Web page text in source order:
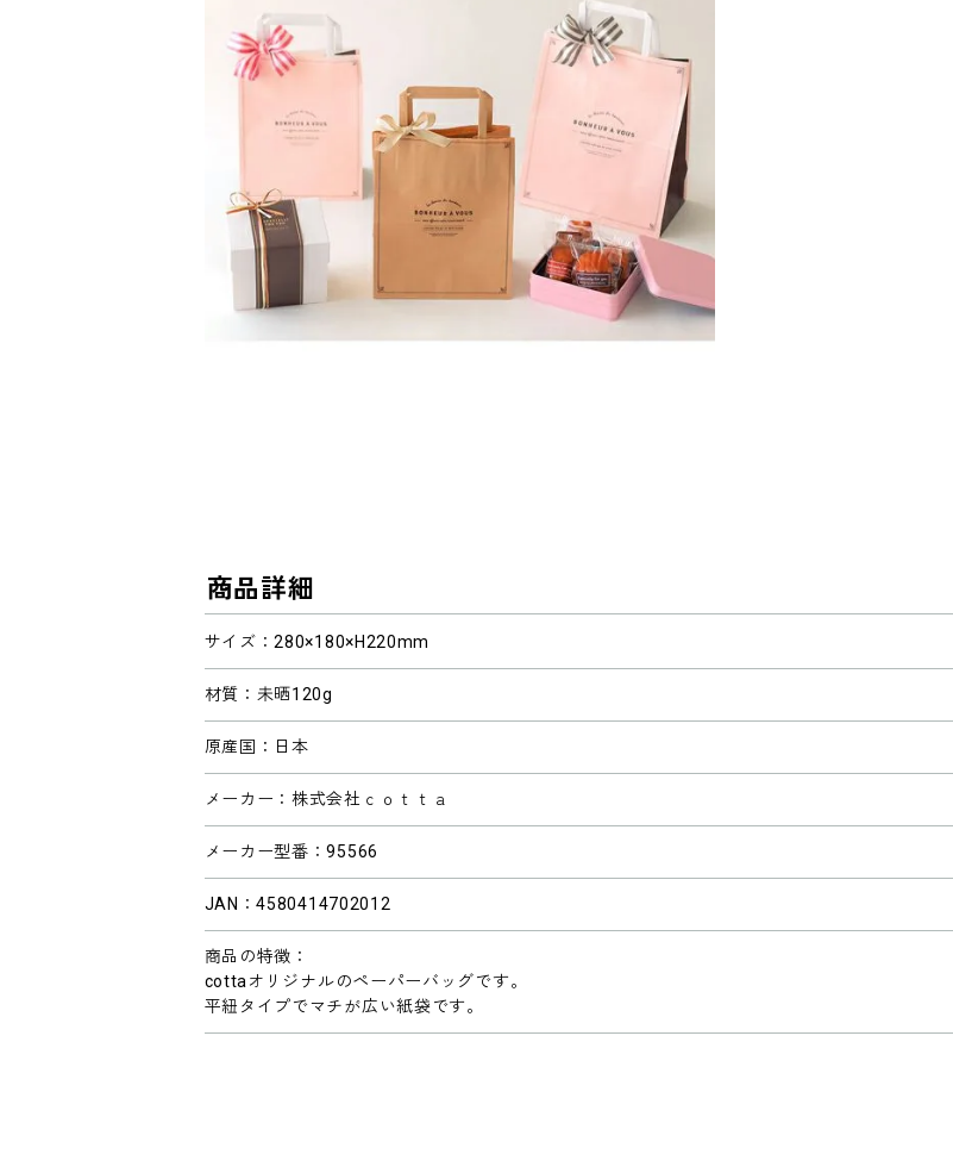
商品詳細
サイズ：280×180×H220mm
材質：未晒120g
原産国：日本
メーカー：株式会社ｃｏｔｔａ
メーカー型番：95566
JAN：4580414702012
商品の特徴：
cottaオリジナルのペーパーバッグです。
平紐タイプでマチが広い紙袋です。